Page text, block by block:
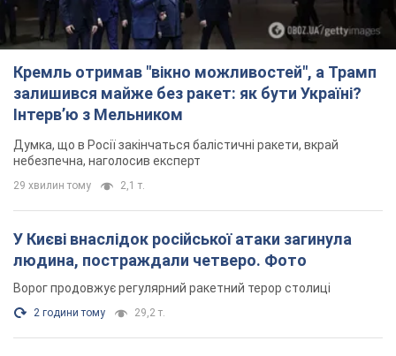
Кремль отримав "вікно можливостей", а Трамп
залишився майже без ракет: як бути Україні?
Інтерв’ю з Мельником
Думка, що в Росії закінчаться балістичні ракети, вкрай
небезпечна, наголосив експерт
29 хвилин тому 2,1 т.
У Києві внаслідок російської атаки загинула
людина, постраждали четверо. Фото
Ворог продовжує регулярний ракетний терор столиці
2 години тому 29,2 т.